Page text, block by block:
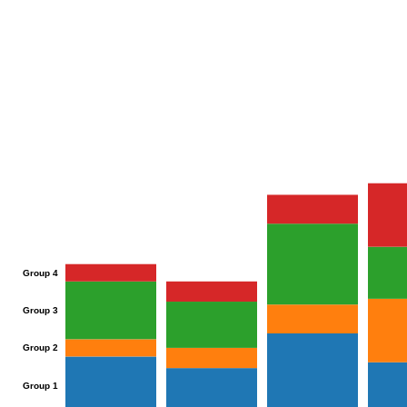
Group 1
Group 2
Group 3
Group 4